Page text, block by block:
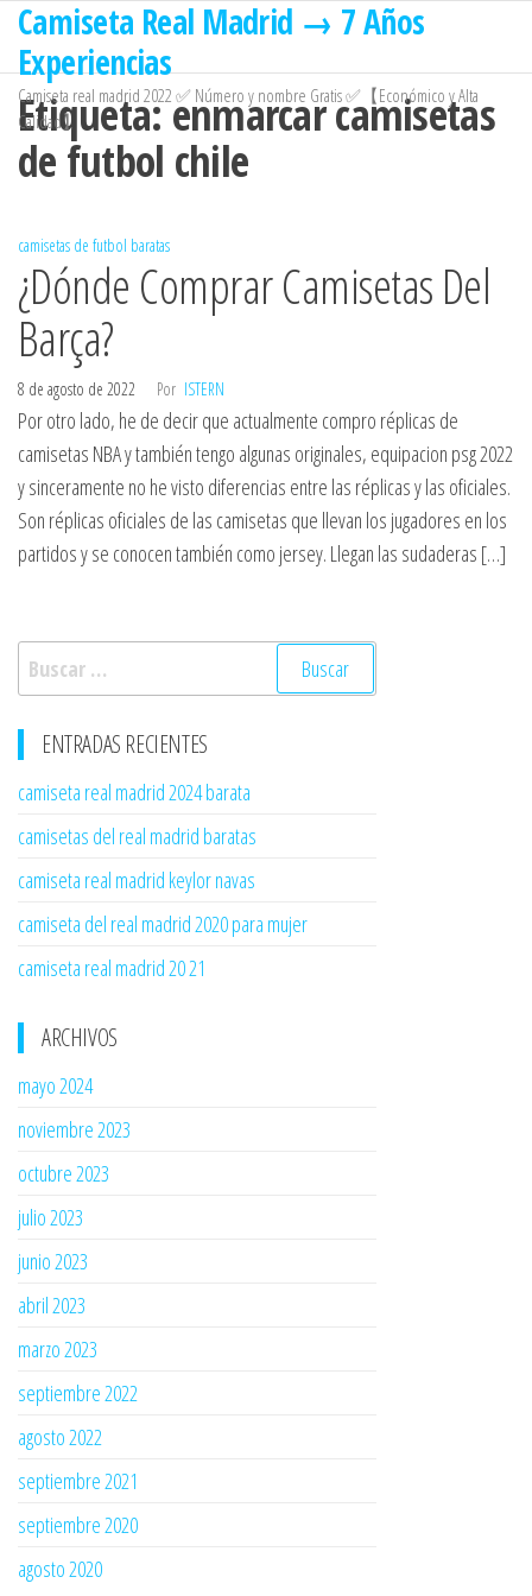
Saltar
contenido
Camiseta Real Madrid → 7 Años
Experiencias
Camiseta real madrid 2022 ✅ Número y nombre Gratis ✅【Económico y Alta
Calidad】
Etiqueta:enmarcar camisetas
de futbol chile
camisetas de futbol baratas
¿Dónde Comprar Camisetas Del
Barça?
8 de agosto de 2022 Por ISTERN
Por otro lado, he de decir que actualmente compro réplicas de
camisetas NBA y también tengo algunas originales, equipacion psg 2022
y sinceramente no he visto diferencias entre las réplicas y las oficiales.
Son réplicas oficiales de las camisetas que llevan los jugadores en los
partidos y se conocen también como jersey. Llegan las sudaderas […]
Buscar:
ENTRADAS RECIENTES
camiseta real madrid 2024 barata
camisetas del real madrid baratas
camiseta real madrid keylor navas
camiseta del real madrid 2020 para mujer
camiseta real madrid 20 21
ARCHIVOS
mayo 2024
noviembre 2023
octubre 2023
julio 2023
junio 2023
abril 2023
marzo 2023
septiembre 2022
agosto 2022
septiembre 2021
septiembre 2020
agosto 2020